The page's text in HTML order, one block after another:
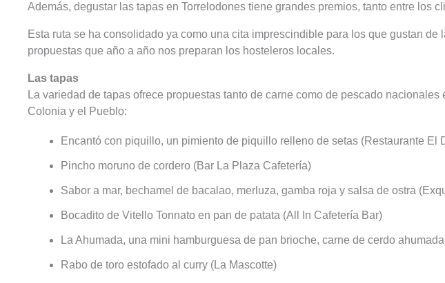
Además, degustar las tapas en Torrelodones tiene grandes premios, tanto entre los
Esta ruta se ha consolidado ya como una cita imprescindible para los que gustan
propuestas que año a año nos preparan los hosteleros locales.
Las tapas
La variedad de tapas ofrece propuestas tanto de carne como de pescado
Colonia y el Pueblo:
Encantó con piquillo, un pimiento de piquillo relleno de setas (Restaurante El
Pincho moruno de cordero (Bar La Plaza Cafetería)
Sabor a mar, bechamel de bacalao, merluza, gamba roja y salsa de ostra
Bocadito de Vitello Tonnato en pan de patata (All In Cafetería Bar)
La Ahumada, una mini hamburguesa de pan brioche, carne de cerdo
Rabo de toro estofado al curry (La Mascotte)